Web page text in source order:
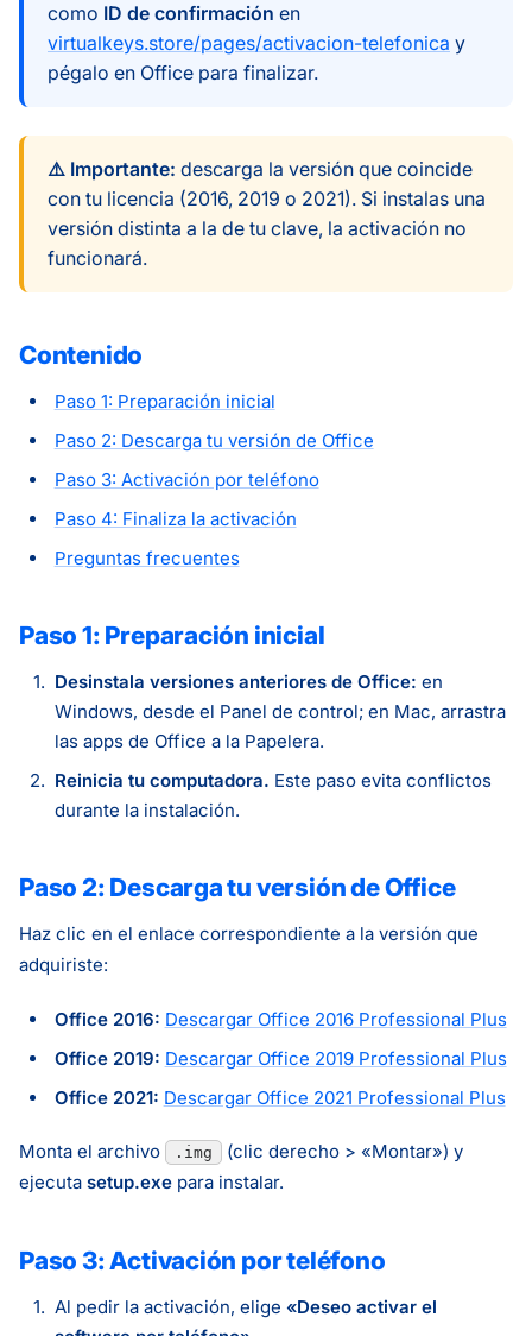
como ID de confirmación en
virtualkeys.store/pages/activacion-telefonica y
pégalo en Office para finalizar.
⚠️ Importante: descarga la versión que coincide
con tu licencia (2016, 2019 o 2021). Si instalas una
versión distinta a la de tu clave, la activación no
funcionará.
Contenido
Paso 1: Preparación inicial
Paso 2: Descarga tu versión de Office
Paso 3: Activación por teléfono
Paso 4: Finaliza la activación
Preguntas frecuentes
Paso 1: Preparación inicial
Desinstala versiones anteriores de Office: en
Windows, desde el Panel de control; en Mac, arrastra
las apps de Office a la Papelera.
Reinicia tu computadora. Este paso evita conflictos
durante la instalación.
Paso 2: Descarga tu versión de Office
Haz clic en el enlace correspondiente a la versión que
adquiriste:
Office 2016: Descargar Office 2016 Professional Plus
Office 2019: Descargar Office 2019 Professional Plus
Office 2021: Descargar Office 2021 Professional Plus
Monta el archivo .img
(clic derecho > «Montar») y
ejecutasetup.exe para instalar.
Paso 3: Activación por teléfono
Al pedir la activación, elige «Deseo activar el